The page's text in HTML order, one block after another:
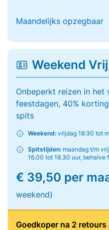
Maandelijks opzegbaar
Weekend Vrij
Onbeperkt reizen in het
feestdagen, 40%
spits
Weekend: vrijdag 18:30 tot
Spitstijden: maandag t/m
16.00 tot 18.30 uur, behalve
€ 39,50 per
weekend)
Goedkoper na 2 retours